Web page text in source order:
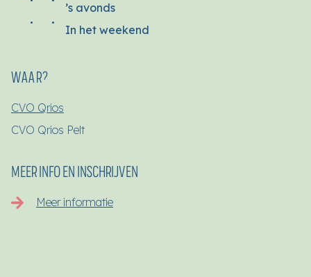
’s avonds
In het weekend
WAAR?
CVO Qrios
CVO Qrios Pelt
MEER INFO EN INSCHRIJVEN
Meer informatie